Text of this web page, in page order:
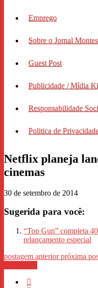
Emprego
Sobre o Jornal
Guest Post
Publicidade / Mídia
Responsabilidade
Politica de
Netflix planeja
cinemas
30 de setembro de 2014
Sugerida para você:
“Top Gun” completa
relançamento especial
postagem anteriorpróxima